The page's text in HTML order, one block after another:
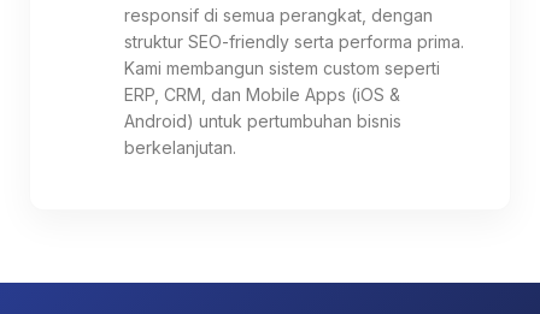
responsif di semua perangkat, dengan
struktur SEO-friendly serta performa prima.
Kami membangun sistem custom seperti
ERP, CRM, dan Mobile Apps (iOS &
Android) untuk pertumbuhan bisnis
berkelanjutan.